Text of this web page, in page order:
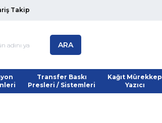
Takip
ARA
Transfer Baskı
Presleri / Sistemleri
Kağıt Mürekkep
Yazıcı